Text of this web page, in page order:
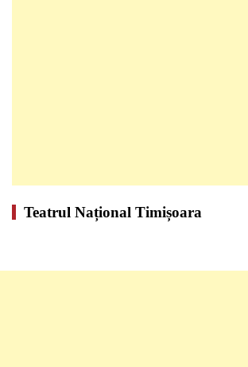
Teatrul Național Timișoara